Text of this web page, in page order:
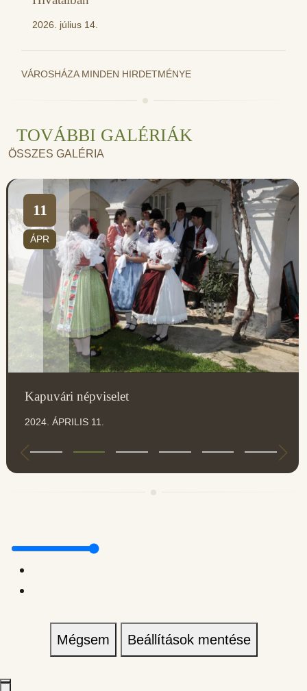
2026. július 14.
VÁROSHÁZA MINDEN HIRDETMÉNYE
TOVÁBBI GALÉRIÁK
ÖSSZES GALÉRIA
11
ÁPR
Kapuvári népviselet
2024. ÁPRILIS 11.
Mégsem Beállítások mentése